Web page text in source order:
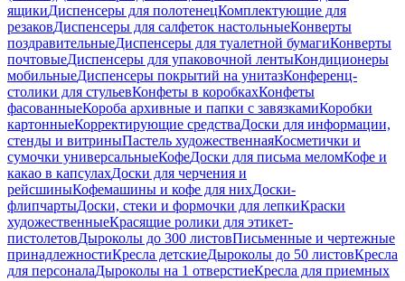
ящикиДиспенсеры для полотенецКомплектующие для
резаковДиспенсеры для салфеток настольныеКонверты
поздравительныеДиспенсеры для туалетной бумагиКонверты
почтовыеДиспенсеры для упаковочной лентыКондиционеры
мобильныеДиспенсеры покрытий на унитазКонференц-
столики для стульевКонфеты в коробкахКонфеты
фасованныеКороба архивные и папки с завязкамиКоробки
картонныеКорректирующие средстваДоски для информации,
стенды и витриныПастель художественнаяКосметички и
сумочки универсальныеКофеДоски для письма меломКофе и
какао в капсулахДоски для черчения и
рейсшиныКофемашины и кофе для нихДоски-
флипчартыДоски, стеки и формочки для лепкиКраски
художественныеКрасящие ролики для этикет-
пистолетовДыроколы до 300 листовПисьменные и чертежные
принадлежностиКресла детскиеДыроколы до 50 листовКресла
для персоналаДыроколы на 1 отверстиеКресла для приемных